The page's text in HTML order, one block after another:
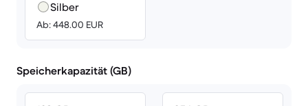
Silber
Ab: 448.00 EUR
Speicherkapazität (GB)